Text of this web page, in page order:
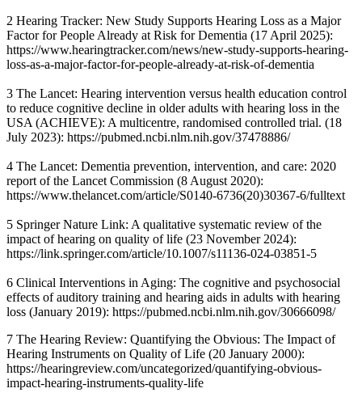
2 Hearing Tracker: New Study Supports Hearing Loss as a Major
Factor for People Already at Risk for Dementia (17 April 2025):
https://www.hearingtracker.com/news/new-study-supports-hearing-
loss-as-a-major-factor-for-people-already-at-risk-of-dementia
3 The Lancet: Hearing intervention versus health education control
to reduce cognitive decline in older adults with hearing loss in the
USA (ACHIEVE): A multicentre, randomised controlled trial. (18
July 2023): https://pubmed.ncbi.nlm.nih.gov/37478886/
4 The Lancet: Dementia prevention, intervention, and care: 2020
report of the Lancet Commission (8 August 2020):
https://www.thelancet.com/article/S0140-6736(20)30367-6/fulltext
5 Springer Nature Link: A qualitative systematic review of the
impact of hearing on quality of life (23 November 2024):
https://link.springer.com/article/10.1007/s11136-024-03851-5
6 Clinical Interventions in Aging: The cognitive and psychosocial
effects of auditory training and hearing aids in adults with hearing
loss (January 2019): https://pubmed.ncbi.nlm.nih.gov/30666098/
7 The Hearing Review: Quantifying the Obvious: The Impact of
Hearing Instruments on Quality of Life (20 January 2000):
https://hearingreview.com/uncategorized/quantifying-obvious-
impact-hearing-instruments-quality-life